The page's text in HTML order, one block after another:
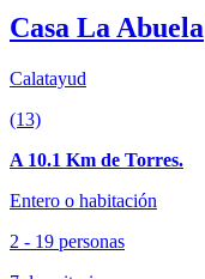
Casa La Abuela
Calatayud
(13)
A 10.1 Km de Torres.
Entero o habitación
2 - 19 personas